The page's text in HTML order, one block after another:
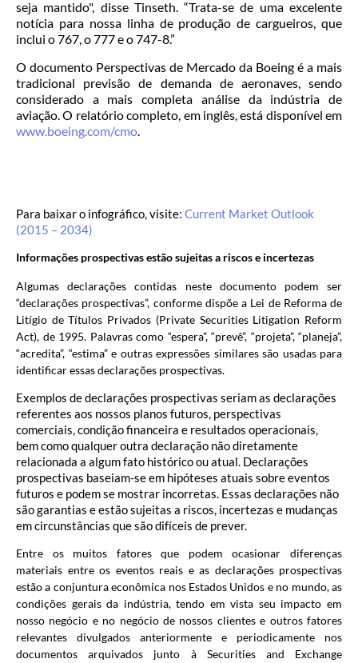
seja mantido", disse Tinseth. “Trata-se de uma excelente
notícia para nossa linha de produção de cargueiros, que
inclui o 767, o 777 e o 747-8.”
O documento Perspectivas de Mercado da Boeing é a mais
tradicional previsão de demanda de aeronaves, sendo
considerado a mais completa análise da indústria de
aviação. O relatório completo, em inglês, está disponível em
www.boeing.com/cmo
Para baixar o infográfico, visite: Current Market Outlook
(2015 – 2034)
Informações prospectivas estão sujeitas a riscos e incertezas
Algumas declarações contidas neste documento podem ser
“declarações prospectivas”, conforme dispõe a Lei de Reforma de
Litígio de Títulos Privados (Private Securities Litigation Reform
Act), de 1995. Palavras como “espera”, “prevê”, “projeta”, “planeja”,
“acredita”, “estima” e outras expressões similares são usadas para
identificar essas declarações prospectivas.
Exemplos de declarações prospectivas seriam as declarações
referentes aos nossos planos futuros, perspectivas
comerciais, condição financeira e resultados operacionais,
bem como qualquer outra declaração não diretamente
relacionada a algum fato histórico ou atual. Declarações
prospectivas baseiam-se em hipóteses atuais sobre eventos
futuros e podem se mostrar incorretas. Essas declarações não
são garantias e estão sujeitas a riscos, incertezas e mudanças
em circunstâncias que são difíceis de prever.
Entre os muitos fatores que podem ocasionar diferenças
materiais entre os eventos reais e as declarações prospectivas
estão a conjuntura econômica nos Estados Unidos e no mundo, as
condições gerais da indústria, tendo em vista seu impacto em
nosso negócio e no negócio de nossos clientes e outros fatores
relevantes divulgados anteriormente e periodicamente nos
documentos arquivados junto à Securities and Exchange